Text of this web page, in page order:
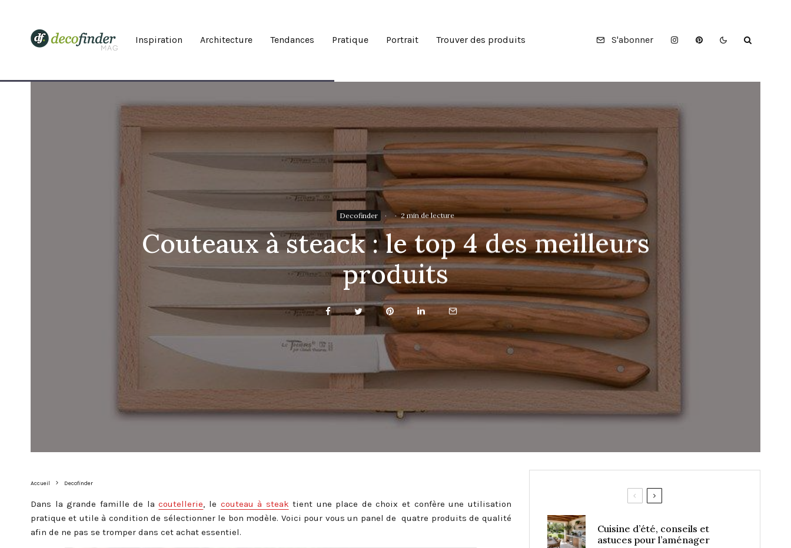
Inspiration Architecture Tendances Pratique Portrait Trouver des produits S'abonner
Decofinder · · 2 min de lecture
Couteaux à steack : le top 4 des meilleurs
produits
Accueil Decofinder
Dans la grande famille de lacoutellerie, le couteau à steak tient une place de choix et confère une utilisation
pratique et utile à condition de sélectionner le bon modèle. Voici pour vous un panel de quatre produits de qualité
afin de ne pas se tromper dans cet achat essentiel.
Cuisine d’été, conseils et
astuces pour l’aménager